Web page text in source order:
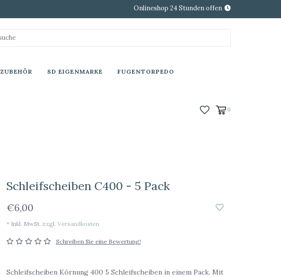
Onlineshop 24 Stunden offen
ZUBEHÖR SD EIGENMARKE FUGENTORPEDO
0
Schleifscheiben C400 - 5 Pack
€6,00
* Inkl. MwSt. zzgl. Versandkosten
Schreiben Sie eine Bewertung!
Schleifscheiben Körnung 400 5 Schleifscheiben in einem Pack. Mit